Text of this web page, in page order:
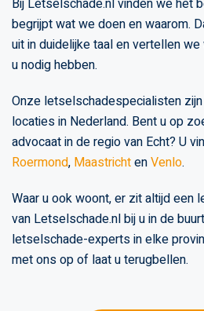
Bij Letselschade.nl vinden we het
begrijpt wat we doen en waarom.
uit in duidelijke taal en vertellen
u nodig hebben.
Onze letselschadespecialisten
locaties in Nederland. Bent u op
advocaat in de regio van Echt? U
Roermond, MaastrichtenVenlo.
Waar u ook woont, er zit altijd
van Letselschade.nl bij u in de
letselschade-experts in elke
met ons op of laat u terugbellen.